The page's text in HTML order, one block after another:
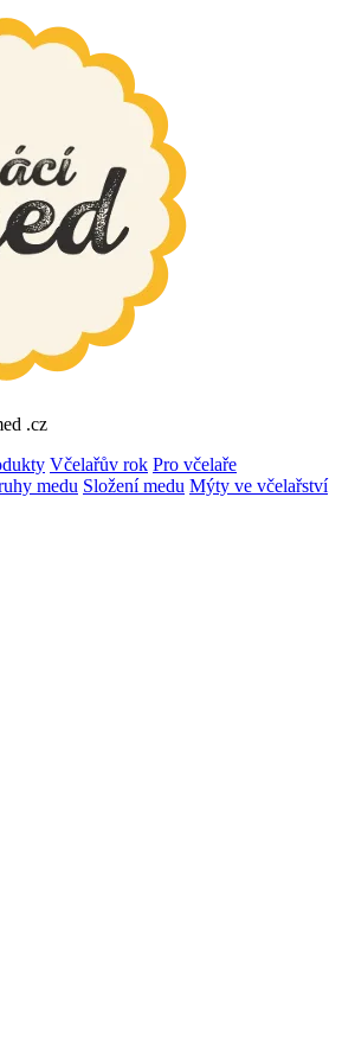
.cz
Včelařův rok Pro včelaře
medu Složení medu Mýty ve včelařství